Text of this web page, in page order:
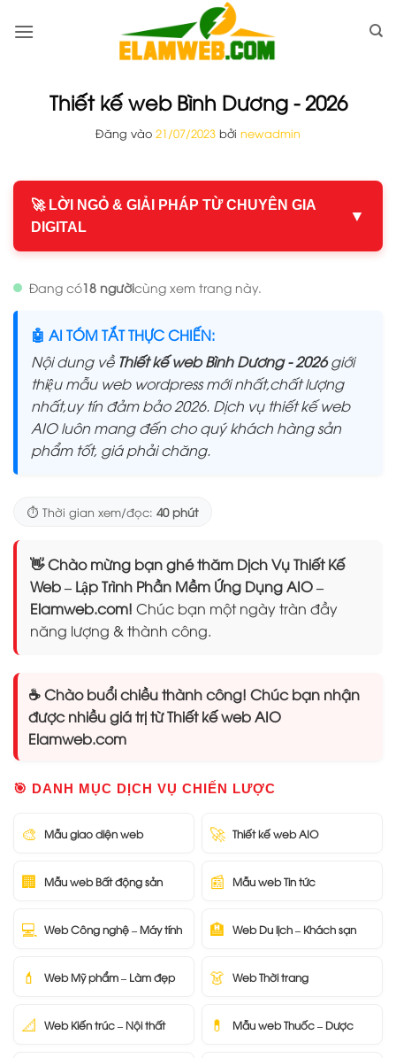
qua
Thiết kế web Bình Dương - 2026
Đăng vào 21/07/2023 bởi newadmin
🚀 LỜI NGỎ & GIẢI PHÁP TỪ CHUYÊN GIA
DIGITAL
▼
Đang có18 ngườicùng xem trang này.
🤖 AI TÓM TẮT THỰC CHIẾN:
Nội dung về Thiết kế web Bình Dương - 2026giới
thiệu mẫu web wordpress mới nhất,chất lượng
nhất,uy tín đảm bảo 2026. Dịch vụ thiết kế web
AIO luôn mang đến cho quý khách hàng sản
phẩm tốt, giá phải chăng.
⏱️ Thời gian xem/đọc: 40 phút
👋 Chào mừng bạn ghé thăm Dịch Vụ Thiết Kế
Web – Lập Trình Phần Mềm Ứng Dụng AIO –
Elamweb.com! Chúc bạn một ngày tràn đầy
năng lượng & thành công.
☕ Chào buổi chiều thành công! Chúc bạn nhận
được nhiều giá trị từ Thiết kế web AIO
Elamweb.com
🎯 DANH MỤC DỊCH VỤ CHIẾN LƯỢC
🎨 Mẫu giao diện web 🚀 Thiết kế web AIO
🏢 Mẫu web Bất động sản 📰 Mẫu web Tin tức
💻 Web Công nghệ – Máy tính 🏨 Web Du lịch – Khách sạn
💄 Web Mỹ phẩm – Làm đẹp 👗 Web Thời trang
📐 Web Kiến trúc – Nội thất 💊 Mẫu web Thuốc – Dược